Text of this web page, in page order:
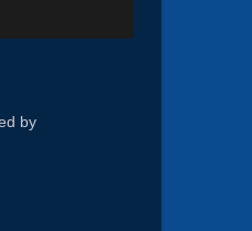
by